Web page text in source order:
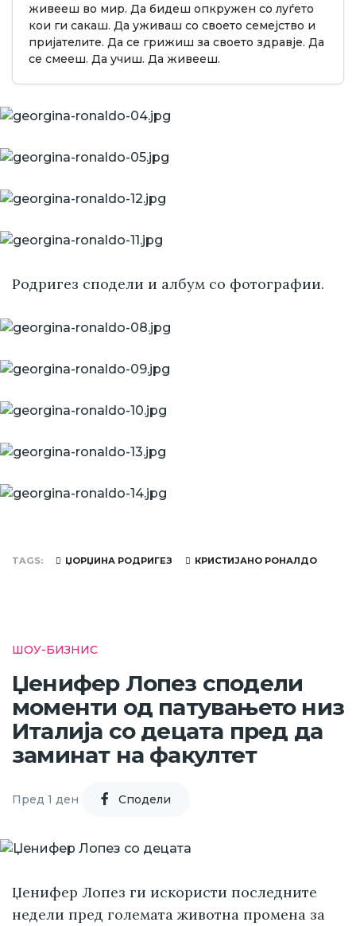
живееш во мир. Да бидеш опкружен со луѓето
кои ги сакаш. Да уживаш со своето семејство и
пријателите. Да се грижиш за своето здравје. Да
се смееш. Да учиш. Да живееш.
Родригез сподели и албум со фотографии.
TAGS ЏОРЏИНА РОДРИГЕЗ КРИСТИЈАНО РОНАЛДО
ШОУ-БИЗНИС
Џенифер Лопез сподели
моменти од патувањето низ
Италија со децата пред да
заминат на факултет
Пред 1 ден Cподели
Џенифер Лопез ги искористи последните
недели пред големата животна промена за